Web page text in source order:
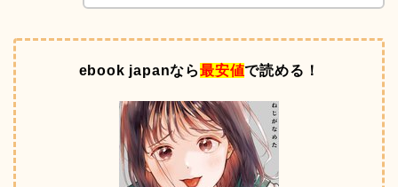
ebook japanなら最安値で読める！